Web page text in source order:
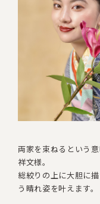
両家を束ねるという
祥文様。
総絞りの上に大胆に
う晴れ姿を叶えます。